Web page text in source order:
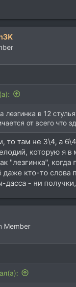
лезгинка в 12
от всего что
то там не 3\4, а
которую я в
"лезгинка", когда
даже кто-то слова
- ни получки,
Member